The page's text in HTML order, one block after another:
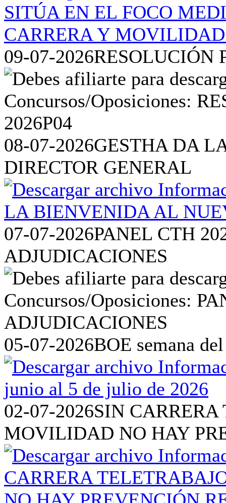
09-07-2026RESOLUCIÓN
08-07-2026GESTHA DA
DIRECTOR GENERAL
07-07-2026PANEL CTH
ADJUDICACIONES
05-07-2026BOE semana
02-07-2026SIN
MOVILIDAD NO HAY